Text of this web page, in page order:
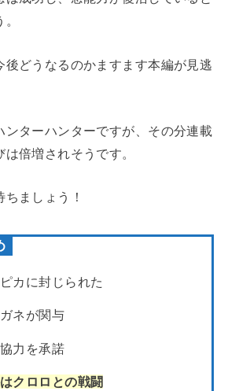
後どうなるのかますます本編が見逃
ンターハンターですが、その分連載
倍増されそうです。
ましょう！
カに封じられた
ネが関与
力を承諾
クロロとの戦闘